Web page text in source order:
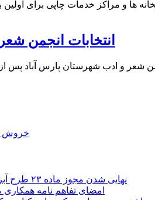
انتخابات انجمن
خروش
نهایی شدن مجوز ماده ۲۳ طرح آبرسانی به شمال اردبیل از سد عمارت
امضای تفاهم نامه همکاری